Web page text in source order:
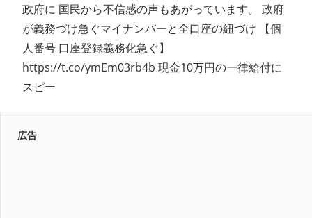
政府に 国民から不信感の声もあがっています。 政府
が義務づけ急ぐマイナンバーと全口座の紐づけ 【個
人番号 口座登録義務化急ぐ】
https://t.co/ymEm03rb4b 現金10万円の一律給付に
スピー
広告